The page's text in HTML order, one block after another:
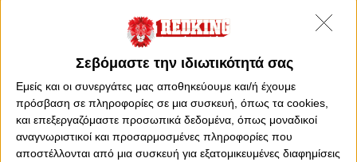
Σεβόμαστε την ιδιωτικότητά σας
Εμείς και οι συνεργάτες μας αποθηκεύουμε και/ή έχουμε
πρόσβαση σε πληροφορίες σε μια συσκευή, όπως τα cookies,
και επεξεργαζόμαστε προσωπικά δεδομένα, όπως μοναδικοί
αναγνωριστικοί και προσαρμοσμένες πληροφορίες που
αποστέλλονται από μια συσκευή για εξατομικευμένες διαφημίσεις